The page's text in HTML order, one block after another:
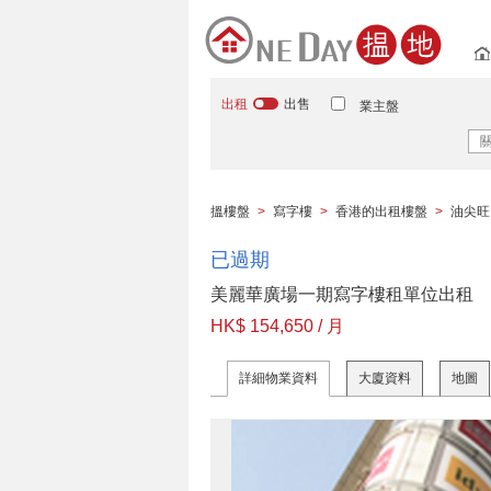
出租 出售 業主盤
搵樓盤 > 寫字樓 > 香港的出租樓盤 > 油尖旺
已過期
美麗華廣場一期寫字樓租單位出租
HK$ 154,650 / 月
詳細物業資料 大廈資料 地圖